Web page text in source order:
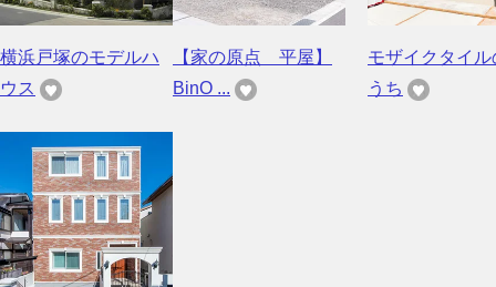
横浜戸塚のモデルハ
ウス
【家の原点 平屋】
BinO ...
モザイクタイル
うち